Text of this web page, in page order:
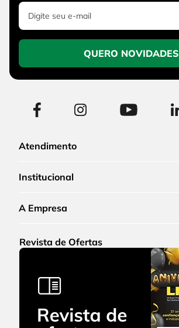
QUERO NOVIDADES
Atendimento
Institucional
A Empresa
Revista de Ofertas